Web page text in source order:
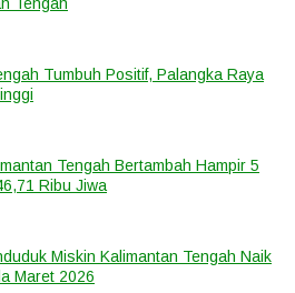
Tumbuh Positif, Palangka Raya
Tengah Bertambah Hampir 5
Ribu Jiwa
Miskin Kalimantan Tengah Naik
Maret 2026